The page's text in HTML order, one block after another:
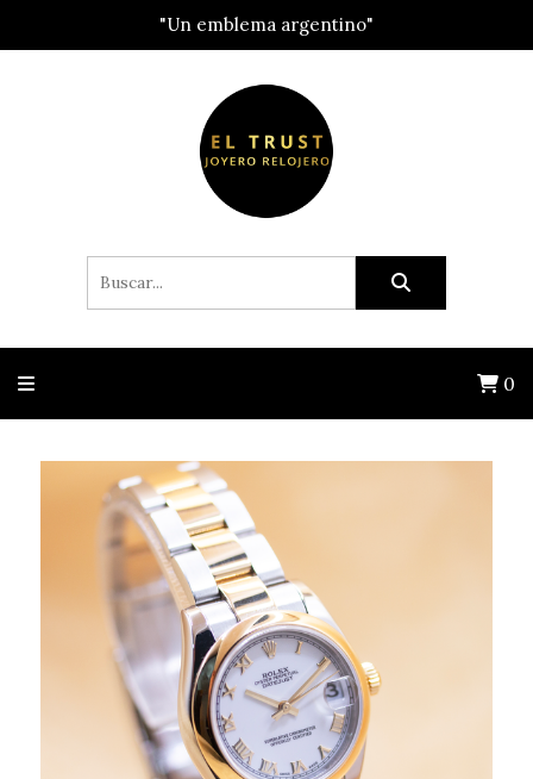
"Un emblema argentino"
0